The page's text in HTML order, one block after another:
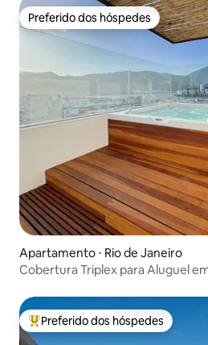
Preferido dos hóspedes
Preferido dos hóspedes
Apartamento ⋅ Rio de Janeiro
Cobertura Triplex para Aluguel
Entre os melhores preferidos dos
Preferido dos hóspedes